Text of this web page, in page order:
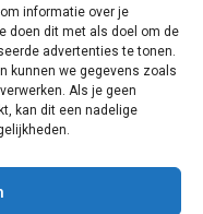
informatie over je
doen dit met als doel om de
advertenties te tonen.
kunnen we gegevens zoals
Als je geen
kan dit een nadelige